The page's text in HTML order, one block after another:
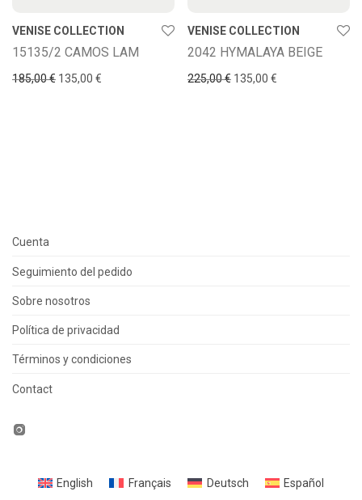
VENISE COLLECTION
15135/2 CAMOS LAM
185,00€ El precio original era: 185,00 €.
135,00 € El precio actual es: 135,00 €.
VENISE COLLECTION
2042 HYMALAYA BEIGE
225,00€ El precio original era:
135,00 €
Cuenta
Seguimiento del pedido
Sobre nosotros
Política de privacidad
Términos y condiciones
Contact
English Français Deutsch Español